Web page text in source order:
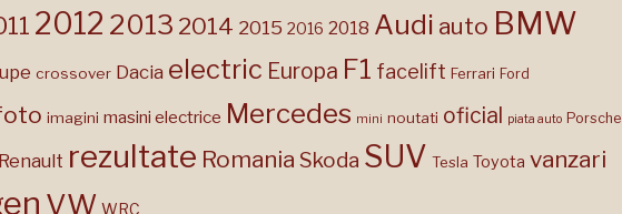
2012 2013 2014 2015 2016 2018 Audi auto BMW
crossover Dacia electric Europa F1 facelift Ferrari Ford
imagini masini electrice Mercedes mini noutati oficial piata auto Porsche
Renault rezultate Romania Skoda SUV Tesla Toyota vanzari
VW WRC